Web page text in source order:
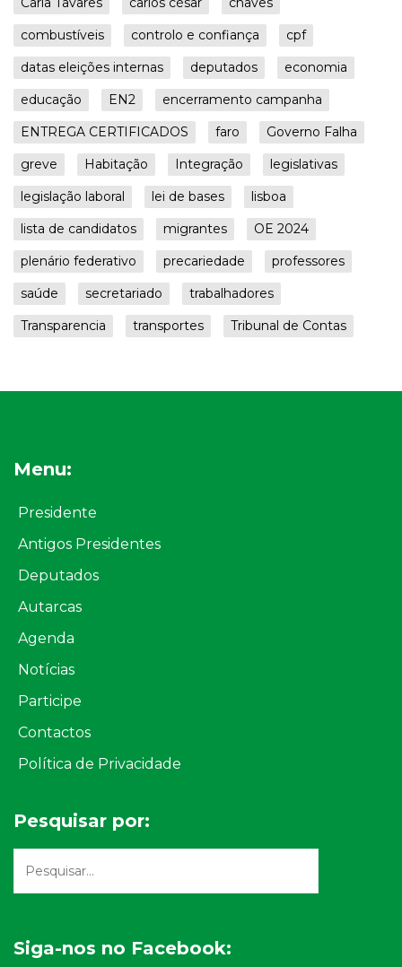
combustíveis
controlo e confiança
cpf
datas eleições internas
deputados
economia
educação
EN2
encerramento campanha
ENTREGA CERTIFICADOS
faro
Governo Falha
greve
Habitação Integração
legislativas
legislação laboral
lei de bases
lisboa
lista de candidatos
migrantes
OE 2024
plenário federativo
precariedade
professores
saúde
secretariado
trabalhadores
Transparencia
transportes Tribunal de Contas
Menu:
Presidente
Antigos Presidentes
Deputados
Autarcas
Agenda
Notícias
Participe
Contactos
Política de Privacidade
Pesquisar por:
Siga-nos no Facebook: